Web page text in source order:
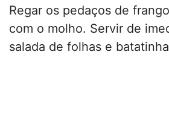
Regar os pedaços de
com o molho. Servir de
salada de folhas e